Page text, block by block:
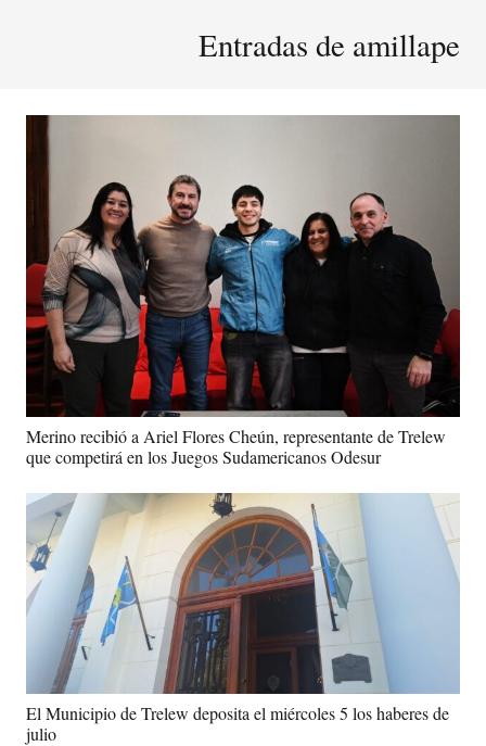
Entradas de amillape
Merino recibió a Ariel Flores Cheún, representante de Trelew
que competirá en los Juegos Sudamericanos Odesur
El Municipio de Trelew deposita el miércoles 5 los haberes de
julio